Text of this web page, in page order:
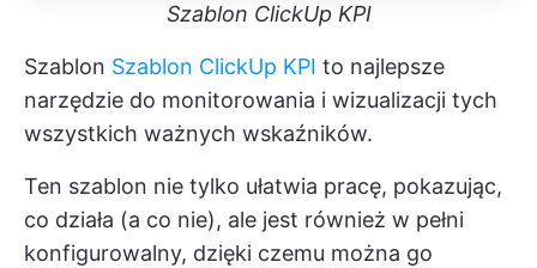
Szablon ClickUp KPI
Szablon Szablon ClickUp KPI to najlepsze
narzędzie do monitorowania i wizualizacji tych
wszystkich ważnych wskaźników.
Ten szablon nie tylko ułatwia pracę, pokazując,
co działa (a co nie), ale jest również w pełni
konfigurowalny, dzięki czemu można go